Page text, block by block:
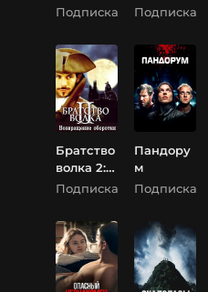
Подписка
монахин
Подписка
Братство
волка 2:
Возвращ
оборотня
Подписка
Пандору
м
Подписка